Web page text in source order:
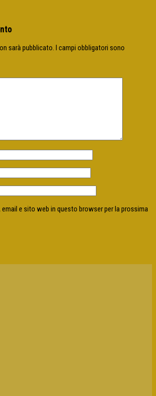
sarà pubblicato. I campi obbligatori sono
email e sito web in questo browser per la prossima